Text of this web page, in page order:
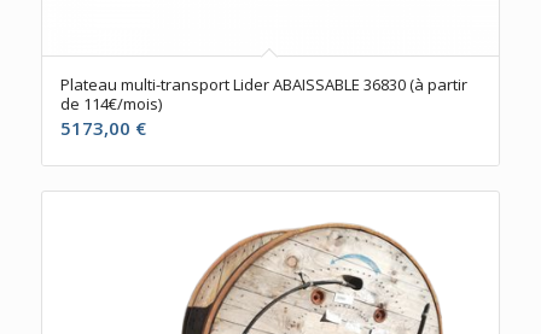
Plateau multi-transport Lider ABAISSABLE 36830 (à partir
de 114€/mois)
5173,00 €